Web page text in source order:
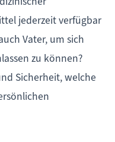
jederzeit verfügbar
Vater, um sich
zu können?
Sicherheit, welche